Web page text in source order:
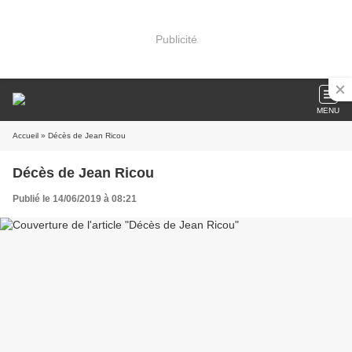
Publicité
MENU
Accueil » Décès de Jean Ricou
Décès de Jean Ricou
Publié le 14/06/2019 à 08:21